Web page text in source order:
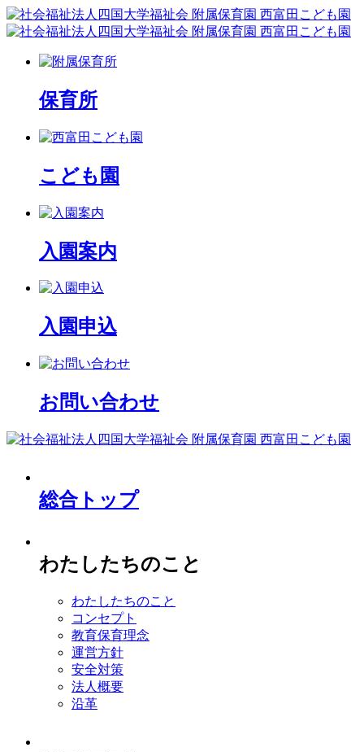
保育所
こども園
入園案内
入園申込
お問い合わせ
総合トップ
わたしたちのこと
わたしたちのこと
コンセプト
教育保育理念
運営方針
安全対策
法人概要
沿革